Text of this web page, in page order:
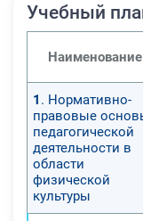
Учебный
Наименование
1 . Нормативно-
правовые
педагогической
деятельности в
области
физической
культуры